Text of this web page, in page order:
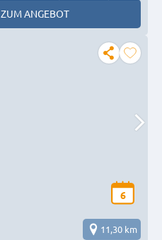
ZUM ANGEBOT
6
11,30 km